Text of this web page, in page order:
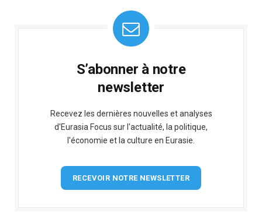
S’abonner à notre
newsletter
Recevez les dernières nouvelles et analyses
d'Eurasia Focus sur l'actualité, la politique,
l'économie et la culture en Eurasie.
RECEVOIR NOTRE NEWSLETTER